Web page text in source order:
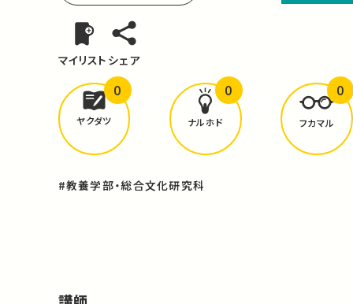
マイリスト シェア
どんな学びがありましたか？
ヤクダツ
0
ナルホド
0
フカマル
0
#教養学部・総合文化研究科